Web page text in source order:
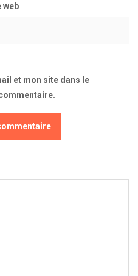
web
et mon site dans le